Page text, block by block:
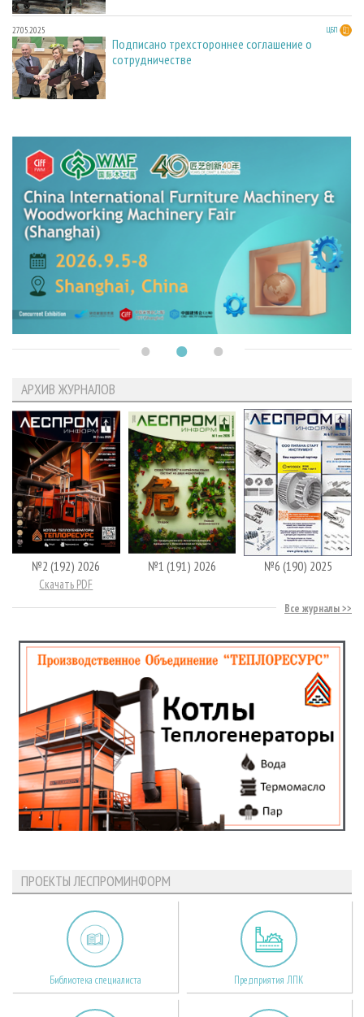
27.05.2025 ЦБП
Подписано трехстороннее соглашение о
сотрудничестве
АРХИВ ЖУРНАЛОВ
№2 (192) 2026
Скачать PDF
№1 (191) 2026 №6 (190) 2025
Все журналы
ПРОЕКТЫ ЛЕСПРОМИНФОРМ
Библиотека специалиста Предприятия ЛПК